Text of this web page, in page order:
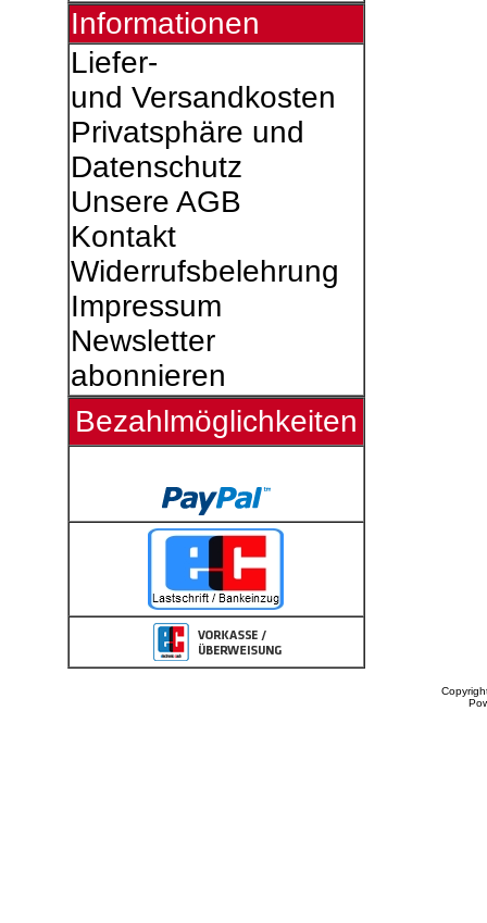
Informationen
Liefer-
und Versandkosten
Privatsphäre und
Datenschutz
Unsere AGB
Kontakt
Widerrufsbelehrung
Impressum
Newsletter
abonnieren
Bezahlmöglichkeiten